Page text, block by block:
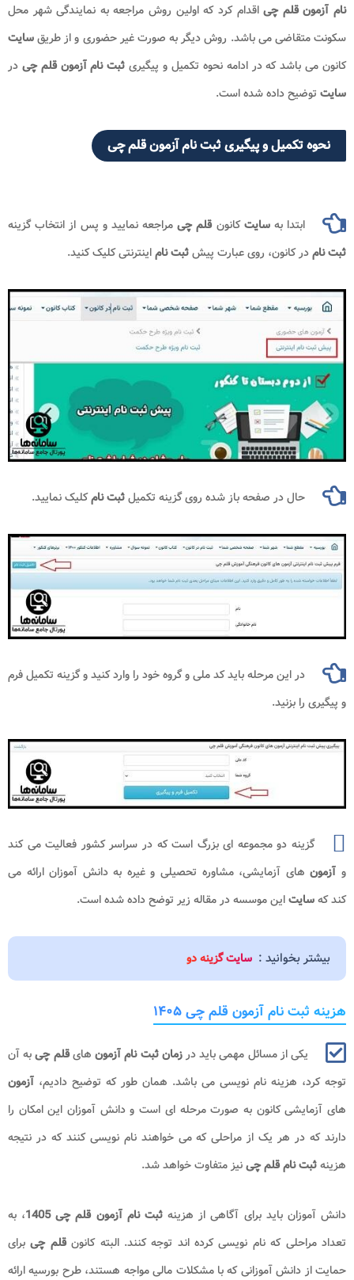
نام آزمون قلم چیاقدام کرد که اولین روش مراجعه به نمایندگی شهر محل
سکونت متقاضی می باشد. روش دیگر به صورت غیر حضوری و از طریقسایت
کانون می باشد که در ادامه نحوه تکمیل و پیگیریثبت نام آزمون قلم چی در
سایت توضیح داده شده است.
نحوه تکمیل و پیگیری ثبت نام آزمون قلم چی
ابتدا بهسایتکانونقلم چیمراجعه نمایید و پس از انتخاب گزینه
ثبت نامدر کانون، روی عبارت پیشثبت ناماینترنتی کلیک کنید.
حال در صفحه باز شده روی گزینه تکمیلثبت نامکلیک نمایید.
در این مرحله باید کد ملی و گروه خود را وارد کنید و گزینه تکمیل فرم
و پیگیری را بزنید.
گزینه دو مجموعه ای بزرگ است که در سراسر کشور فعالیت می کند
و آزمون های آزمایشی، مشاوره تحصیلی و غیره به دانش آموزان ارائه می
کند کهسایتاین موسسه در مقاله زیر توضح داده شده است.
بیشتر بخوانید : سایت گزینه دو
هزینه ثبت نام آزمون قلم چی ۱۴۰۵
یکی از مسائل مهمی باید درزمان ثبت نام آزمونهایقلم چیبه آن
توجه کرد، هزینه نام نویسی می باشد. همان طور که توضیح دادیم، آزمون
های آزمایشی کانون به صورت مرحله ای است و دانش آموزان این امکان را
دارند که در هر یک از مراحلی که می خواهند نام نویسی کنند که در نتیجه
هزینهثبت نام قلم چینیز متفاوت خواهد شد.
دانش آموزان باید برای آگاهی از هزینهثبت نام آزمون قلم چی 1405
، به
تعداد مراحلی که نام نویسی کرده اند توجه کنند. البته کانونقلم چیبرای
حمایت از دانش آموزانی که با مشکلات مالی مواجه هستند، طرح بورسیه ارائه